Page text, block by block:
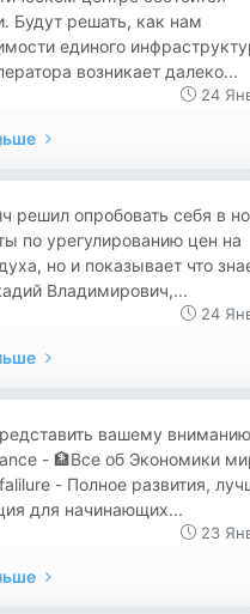
Будут решать, как нам
единого
возникает далеко...
24
решил опробовать себя в
по урегулированию цен на
но и показывает что
Владимирович,...
24
вашему вниманию
- 🏦Все об Экономики
- Полное развития,
для начинающих...
23